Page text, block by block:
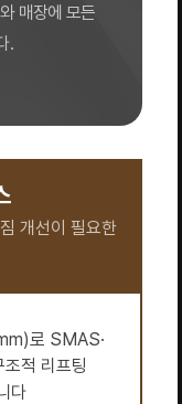
매장에 모든
.
개선이 필요한
로 SMAS·
조적 리프팅
다